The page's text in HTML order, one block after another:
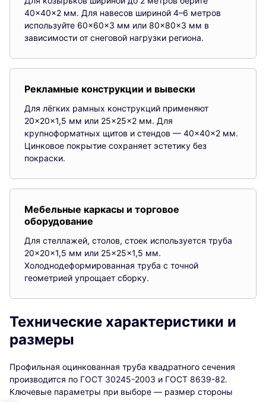
40×40×2 мм. Для навесов шириной 4–6 метров
используйте 60×60×3 мм или 80×80×3 мм в
зависимости от снеговой нагрузки региона.
Рекламные конструкции и вывески
Для лёгких рамных конструкций применяют
20×20×1,5 мм или 25×25×2 мм. Для
крупноформатных щитов и стендов — 40×40×2 мм.
Цинковое покрытие сохраняет эстетику без
покраски.
Мебельные каркасы и торговое
оборудование
Для стеллажей, столов, стоек используется труба
20×20×1,5 мм или 25×25×1,5 мм.
Холоднодеформированная труба с точной
геометрией упрощает сборку.
Технические характеристики и
размеры
Профильная оцинкованная труба квадратного сечения
производится по ГОСТ 30245-2003 и ГОСТ 8639-82.
Ключевые параметры при выборе — размер стороны